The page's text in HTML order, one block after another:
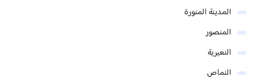
المدينة المنورة
المنصور
النعيرية
النماص